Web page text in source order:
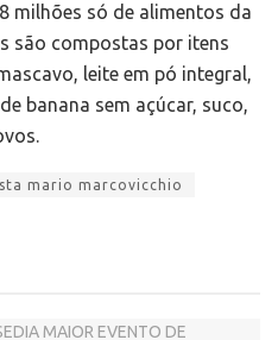
milhões só de alimentos da
são compostas por itens
leite em pó integral,
banana sem açúcar, suco,
mario marcovicchio